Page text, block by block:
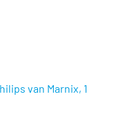
van Marnix, 1